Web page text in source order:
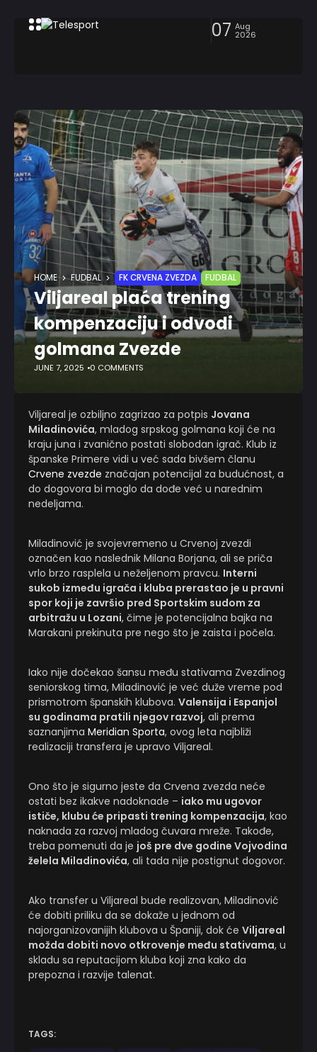
07 Aug
2026
HOME FUDBAL FK CRVENA ZVEZDA FUDBAL
Viljareal plaća trening
kompenzaciju i odvodi
golmana Zvezde
JUNE 7, 2025 0 COMMENTS
Viljareal je ozbiljno zagrizao za potpis Jovana
Miladinovića, mladog srpskog golmana koji će na
kraju juna i zvanično postati slobodan igrač. Klub iz
španske Primere vidi u već sada bivšem članu
Crvene zvezde značajan potencijal za budućnost, a
do dogovora bi moglo da dođe već u narednim
nedeljama.
Miladinović je svojevremeno u Crvenoj zvezdi
označen kao naslednik Milana Borjana, ali se priča
vrlo brzo rasplela u neželjenom pravcu. Interni
sukob između igrača i kluba prerastao je u pravni
spor koji je završio pred Sportskim sudom za
arbitražu u Lozani, čime je potencijalna bajka na
Marakani prekinuta pre nego što je zaista i počela.
Iako nije dočekao šansu među stativama Zvezdinog
seniorskog tima, Miladinović je već duže vreme pod
prismotrom španskih klubova. Valensija i Espanjol
su godinama pratili njegov razvoj, ali prema
saznanjima Meridian Sporta, ovog leta najbliži
realizaciji transfera je upravo Viljareal.
Ono što je sigurno jeste da Crvena zvezda neće
ostati bez ikakve nadoknade – iako mu ugovor
ističe, klubu će pripasti trening kompenzacija, kao
naknada za razvoj mladog čuvara mreže. Takođe,
treba pomenuti da je još pre dve godine Vojvodina
želela Miladinovića, ali tada nije postignut dogovor.
Ako transfer u Viljareal bude realizovan, Miladinović
će dobiti priliku da se dokaže u jednom od
najorganizovanijih klubova u Španiji, dok će Viljareal
možda dobiti novo otkrovenje među stativama, u
skladu sa reputacijom kluba koji zna kako da
prepozna i razvije talenat.
TAGS: